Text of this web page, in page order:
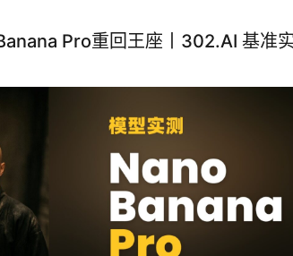
Pro重回王座丨302.AI 基准